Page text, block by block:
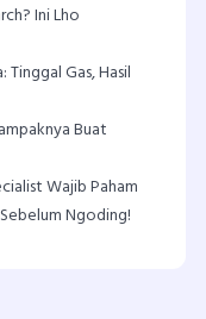
Ini Lho
Gas, Hasil
Buat
Wajib Paham
Ngoding!